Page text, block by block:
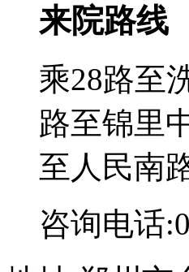
来院路线
乘28路至
路至锦里
至人民南
咨询电话